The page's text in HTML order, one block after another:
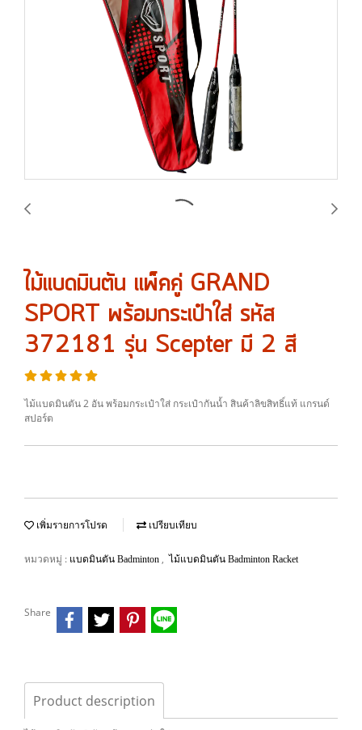
ไม้แบดมินตัน แพ็คคู่ GRAND
SPORT พร้อมกระเป๋าใส่ รหัส
372181 รุ่น Scepter มี 2 สี
ไม้แบดมินตัน 2 อัน พร้อมกระเป๋าใส่ กระเป๋ากันน้ำ สินค้าลิขสิทธิ์แท้ แกรนด์
สปอร์ต
เพิ่มรายการโปรด เปรียบเทียบ
หมวดหมู่ : แบดมินตัน Badminton , ไม้แบดมินตัน Badminton Racket
Share
Product description